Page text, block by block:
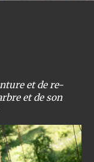
et de re-
et de son